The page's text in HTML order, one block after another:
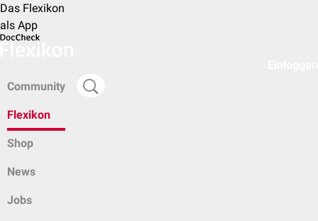
Das Flexikon
als App
Community
Flexikon
Shop
News
Jobs